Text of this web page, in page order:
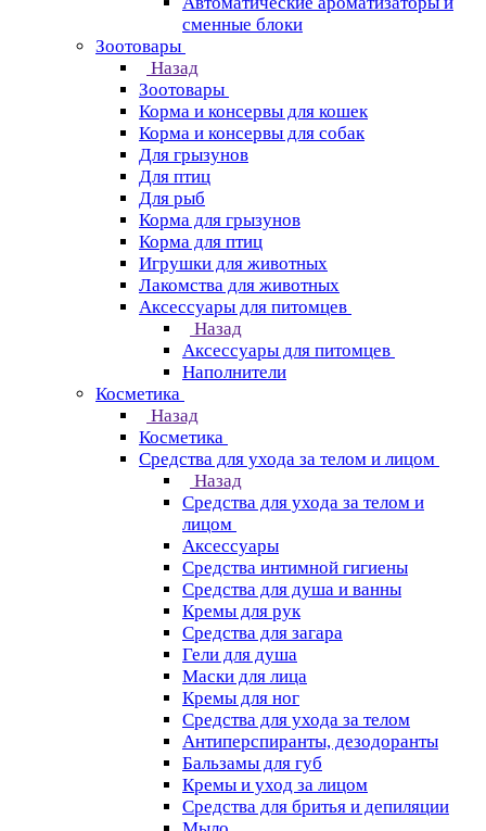
сменные блоки
Зоотовары
Назад
Зоотовары
Корма и консервы для кошек
Корма и консервы для собак
Для грызунов
Для птиц
Для рыб
Корма для грызунов
Корма для птиц
Игрушки для животных
Лакомства для животных
Аксессуары для питомцев
Назад
Аксессуары для питомцев
Наполнители
Косметика
Назад
Косметика
Средства для ухода за телом и лицом
Назад
Средства для ухода за телом и
лицом
Аксессуары
Средства интимной гигиены
Средства для душа и ванны
Кремы для рук
Средства для загара
Гели для душа
Маски для лица
Кремы для ног
Средства для ухода за телом
Антиперспиранты, дезодоранты
Бальзамы для губ
Кремы и уход за лицом
Средства для бритья и депиляции